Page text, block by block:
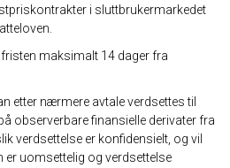
i sluttbrukermarkedet
maksimalt 14 dager fra
etter nærmere avtale verdsettes til
observerbare finansielle derivater fra
verdsettelse er konfidensielt, og vil
er uomsettelig og verdsettelse